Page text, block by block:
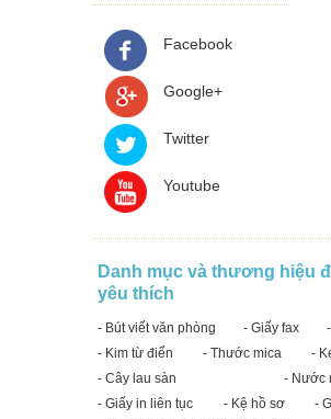
Facebook
Google+
Twitter
Youtube
Danh mục và thương hiệu
yêu thích
- Bút viết văn phòng - Giấy fax
- Kim từ điển
- Thước mica
-
- Cây lau sàn
- Nước
- Giấy in liên tục
- Kệ hồ sơ
-